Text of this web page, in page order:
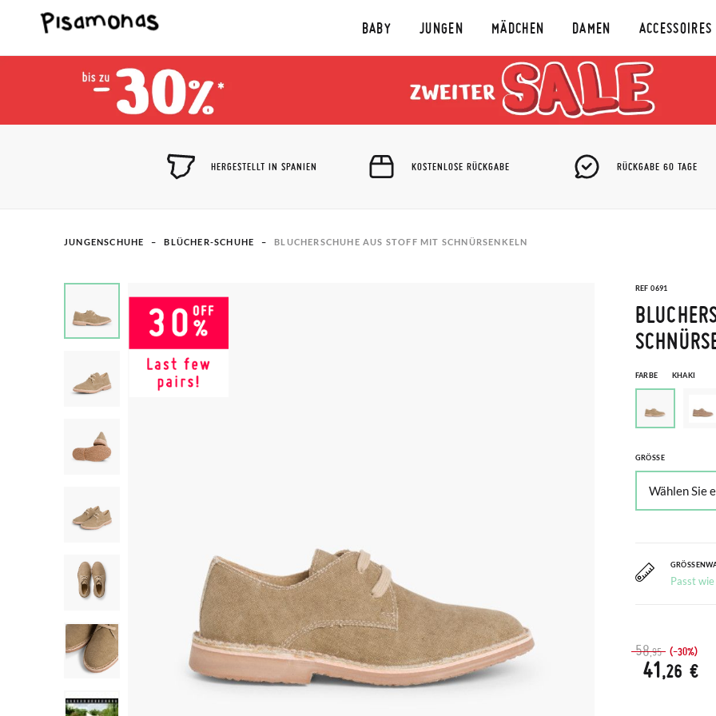
BABY JUNGEN MÄDCHEN DAMEN ACCESSOIRES
HERGESTELLT IN SPANIEN KOSTENLOSE RÜCKGABE RÜCKGABE 60 TAGE
JUNGENSCHUHE BLÜCHER-SCHUHE BLUCHERSCHUHE AUS STOFF MIT SCHNÜRSENKELN
REF 0691
FARBE KHAKI
GRÖSSE
Passt
58,95 (-30%)
41,26 €